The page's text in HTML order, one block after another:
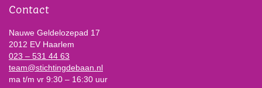
Contact
Nauwe Geldelozepad 17
2012 EV Haarlem
023 – 531 44 63
team@stichtingdebaan.nl
ma t/m vr 9:30 – 16:30 uur